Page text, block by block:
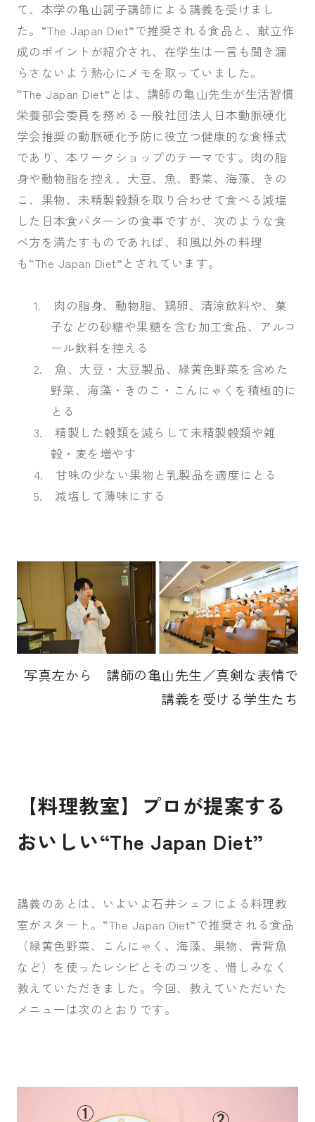
て、本学の亀山詞子講師による講義を受けまし
た。“The Japan Diet”で推奨される食品と、献立作
成のポイントが紹介され、在学生は一言も聞き漏
らさないよう熱心にメモを取っていました。
“The Japan Diet” とは、講師の亀山先生が生活習慣
栄養部会委員を務める一般社団法人日本動脈硬化
学会推奨の動脈硬化予防に役立つ健康的な食様式
であり、本ワークショップのテーマです。肉の脂
身や動物脂を控え、大豆、魚、野菜、海藻、きの
こ、果物、未精製穀類を取り合わせて食べる減塩
した日本食パターンの食事ですが、次のような食
べ方を満たすものであれば、和風以外の料理
も“The Japan Diet” とされています。
1.
肉の脂身、動物脂、鶏卵、清涼飲料や、菓
子などの砂糖や果糖を含む加工食品、アルコ
ール飲料を控える
2.
魚、大豆・大豆製品、緑黄色野菜を含めた
野菜、海藻・きのこ・こんにゃくを積極的に
とる
3.
精製した穀類を減らして未精製穀類や雑
穀・麦を増やす
4.
甘味の少ない果物と乳製品を適度にとる
5.
減塩して薄味にする
写真左から 講師の亀山先生／真剣な表情で
講義を受ける学生たち
【料理教室】プロが提案する
おいしい“The Japan Diet”
講義のあとは、いよいよ石井シェフによる料理教
室がスタート。“The Japan Diet”で推奨される食品
（緑黄色野菜、こんにゃく、海藻、果物、青背魚
など）を使ったレシピとそのコツを、惜しみなく
教えていただきました。今回、教えていただいた
メニューは次のとおりです。